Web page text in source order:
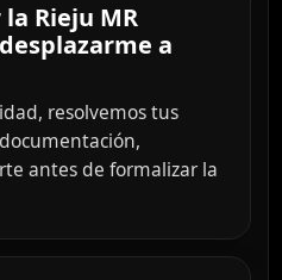
Rieju MR
a
resolvemos tus
antes de formalizar la